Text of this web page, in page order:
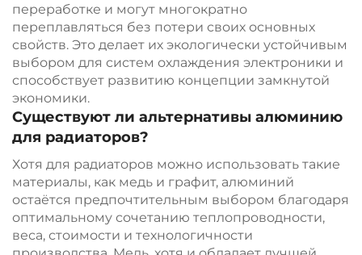
переработке и могут многократно
переплавляться без потери своих основных
свойств. Это делает их экологически устойчивым
выбором для систем охлаждения электроники и
способствует развитию концепции замкнутой
экономики.
Существуют ли альтернативы алюминию
для радиаторов?
Хотя для радиаторов можно использовать такие
материалы, как медь и графит, алюминий
остаётся предпочтительным выбором благодаря
оптимальному сочетанию теплопроводности,
веса, стоимости и технологичности